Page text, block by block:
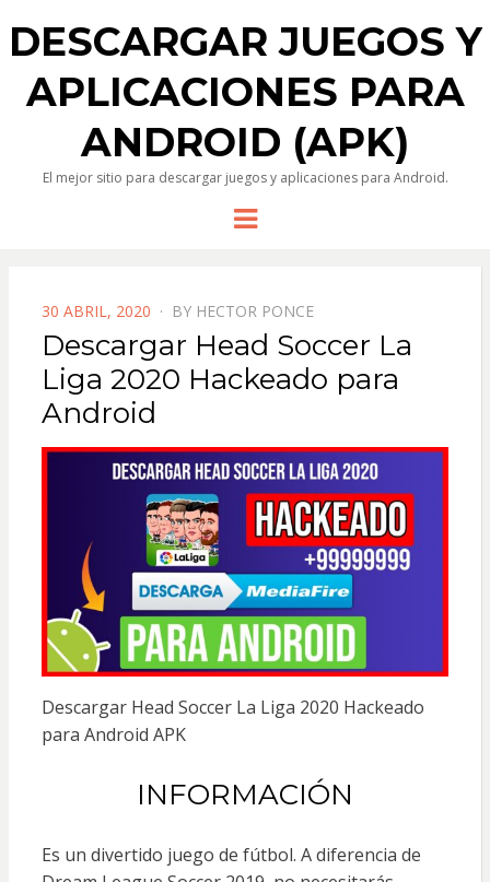
DESCARGAR JUEGOS Y
APLICACIONES PARA
ANDROID (APK)
El mejor sitio para descargar juegos y aplicaciones para Android.
Menu
POSTED
ON
30 ABRIL, 2020 BY HECTOR PONCE
Descargar Head Soccer La
Liga 2020 Hackeado para
Android
Descargar Head Soccer La Liga 2020 Hackeado
para Android APK
INFORMACIÓN
Es un divertido juego de fútbol. A diferencia de